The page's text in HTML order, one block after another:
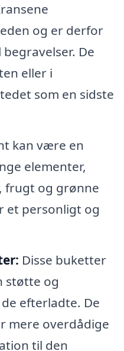
og er derfor
De
eller i
som en sidste
kan være en
elementer,
frugt og grønne
et personligt og
Disse buketter
støtte og
efterladte. De
mere overdådige
til den